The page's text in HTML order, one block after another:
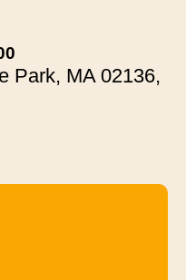
Park, MA 02136,